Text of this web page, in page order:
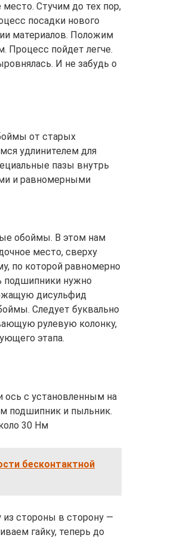
Стучим до тех пор,
посадки нового
материалов. Положим
Процесс пойдет легче.
И не забудь о
от старых
удлинителем для
пазы внутрь
и равномерными
обоймы. В этом нам
место, сверху
по которой равномерно
подшипники нужно
дисульфид
Следует буквально
рулевую колонку,
этапа.
с установленным на
подшипник и пыльник.
30 Нм
бесконтактной
из стороны в сторону —
гайку, теперь до